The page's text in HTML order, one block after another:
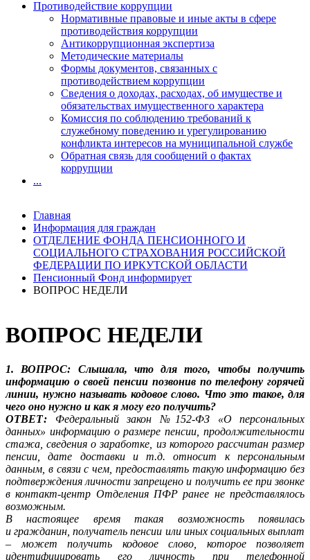
ВОПРОС НЕДЕЛИ
1. ВОПРОС: Слышала, что для того, чтобы получить
информацию о своей пенсии позвонив по телефону горячей
линии, нужно называть кодовое слово. Что это такое, для
чего оно нужно и как я могу его получить?
ОТВЕТ: Федеральный закон №152-ФЗ «О персональных
данных» информацию о размере пенсии, продолжительности
стажа, сведения о заработке, из которого рассчитан размер
пенсии, дате доставки и т.д. относит к персональным
данным, в связи с чем, предоставлять такую информацию без
подтверждения личности запрещено и получить ее при звонке
в контакт-центр Отделения ПФР ранее не представлялось
возможным.
В настоящее время такая возможность появилась
и гражданин, получатель пенсии или иных социальных выплат
– может получить кодовое слово, которое позволяет
идентифицировать его личность при телефонной
Противодействие коррупции
Нормативные правовые и иные акты в сфере
противодействия коррупции
Антикоррупционная экспертиза
Методические материалы
Формы документов, связанных с
противодействием коррупции
Сведения о доходах, расходах, об имуществе и
обязательствах имущественного характера
Комиссия по соблюдению требований к
служебному поведению и урегулированию
конфликта интересов на муниципальной службе
Обратная связь для сообщений о фактах
коррупции
...
Главная
Информация для граждан
ОТДЕЛЕНИЕ ФОНДА ПЕНСИОННОГО И
СОЦИАЛЬНОГО СТРАХОВАНИЯ РОССИЙСКОЙ
ФЕДЕРАЦИИ ПО ИРКУТСКОЙ ОБЛАСТИ
Пенсионный Фонд информирует
ВОПРОС НЕДЕЛИ